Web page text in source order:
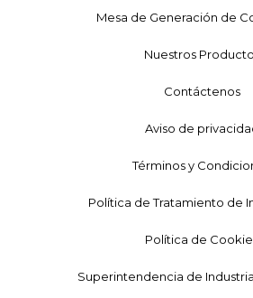
Mesa de Generación de
Nuestros
Contáctenos
Aviso de
Términos y
Política de Tratamiento de
Política de
Superintendencia de